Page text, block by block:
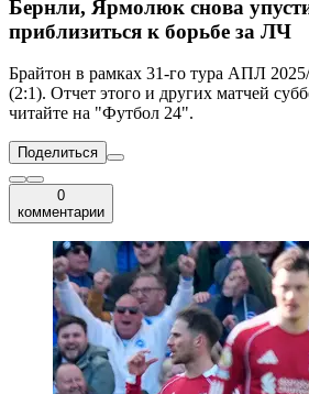
Бернли, Ярмолюк снова
приблизиться к борьбе за ЛЧ
Брайтон в рамках 31-го тура АПЛ
(2:1). Отчет этого и других матчей
читайте на "Футбол 24".
Поделиться
0
комментарии